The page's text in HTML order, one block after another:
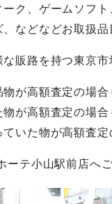
ク、ゲームソフ
などなどお取扱品
販路を持つ東京市
が高額査定の場合
が高額査定の場合
いた物が高額査定
テ小山駅前店へ